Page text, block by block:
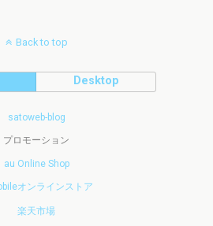
Back to top
Desktop
satoweb-blog
プロモーション
au Online Shop
オンラインストア
楽天市場